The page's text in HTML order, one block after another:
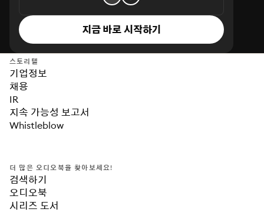
지금 바로 시작하기
스토리텔
기업정보
채용
IR
지속 가능성 보고서
Whistleblow
더 많은 오디오북을 찾아보세요!
검색하기
오디오북
시리즈 도서